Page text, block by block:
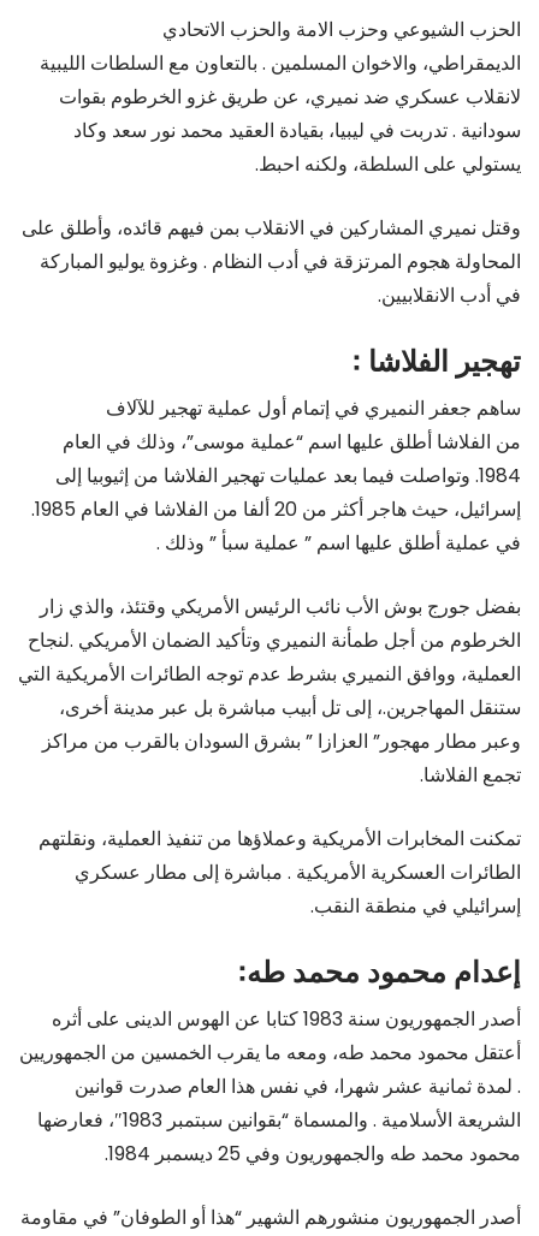
الحزب الشيوعي وحزب الامة والحزب الاتحادي
الديمقراطي، والاخوان المسلمين . بالتعاون مع السلطات الليبية
لانقلاب عسكري ضد نميري، عن طريق غزو الخرطوم بقوات
سودانية . تدربت في ليبيا، بقيادة العقيد محمد نور سعد وكاد
يستولي على السلطة، ولكنه احبط.
وقتل نميري المشاركين في الانقلاب بمن فيهم قائده، وأطلق على
المحاولة هجوم المرتزقة في أدب النظام . وغزوة يوليو المباركة
في أدب الانقلابيين.
تهجير الفلاشا :
ساهم جعفر النميري في إتمام أول عملية تهجير للآلاف
من الفلاشا أطلق عليها اسم “عملية موسى”، وذلك في العام
1984. وتواصلت فيما بعد عمليات تهجير الفلاشا من إثيوبيا إلى
إسرائيل، حيث هاجر أكثر من 20 ألفا من الفلاشا في العام 1985.
في عملية أطلق عليها اسم ” عملية سبأ ” وذلك .
بفضل جورج بوش الأب نائب الرئيس الأمريكي وقتئذ، والذي زار
الخرطوم من أجل طمأنة النميري وتأكيد الضمان الأمريكي .لنجاح
العملية، ووافق النميري بشرط عدم توجه الطائرات الأمريكية التي
ستنقل المهاجرين.، إلى تل أبيب مباشرة بل عبر مدينة أخرى،
وعبر مطار مهجور” العزازا ” بشرق السودان بالقرب من مراكز
تجمع الفلاشا.
تمكنت المخابرات الأمريكية وعملاؤها من تنفيذ العملية، ونقلتهم
الطائرات العسكرية الأمريكية . مباشرة إلى مطار عسكري
إسرائيلي في منطقة النقب.
إعدام محمود محمد طه:
أصدر الجمهوريون سنة 1983 كتابا عن الهوس الدينى على أثره
أعتقل محمود محمد طه، ومعه ما يقرب الخمسين من الجمهوريين
. لمدة ثمانية عشر شهرا، في نفس هذا العام صدرت قوانين
الشريعة الأسلامية . والمسماة “بقوانين سبتمبر 1983″، فعارضها
محمود محمد طه والجمهوريون وفي 25 ديسمبر 1984.
أصدر الجمهوريون منشورهم الشهير “هذا أو الطوفان” في مقاومة